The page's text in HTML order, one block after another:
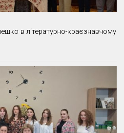
в літературно-краєзнавчому